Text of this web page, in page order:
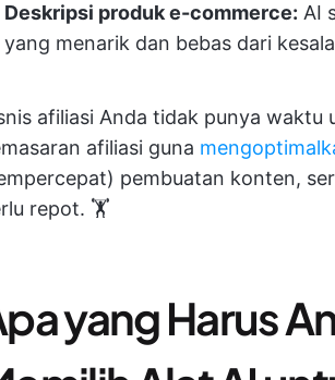
Deskripsi produk e-commerce: AI
yang menarik dan bebas dari
afiliasi Anda tidak punya
afiliasi guna
pembuatan konten,
repot. 🏋️
yang Harus